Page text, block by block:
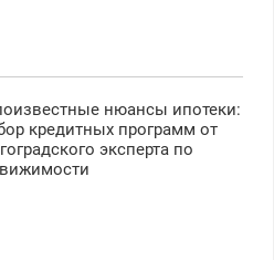
нюансы ипотеки:
кредитных программ от
эксперта по